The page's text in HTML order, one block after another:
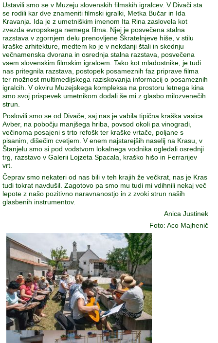
Ustavili smo se v Muzeju slovenskih filmskih igralcev. V Divači sta
se rodili kar dve znameniti filmski igralki, Metka Bučar in Ida
Kravanja. Ida je z umetniškim imenom Ita Rina zaslovela kot
zvezda evropskega nemega filma. Njej je posvečena stalna
razstava v zgornjem delu prenovljene Škratelnjeve hiše, v stilu
kraške arhitekture, medtem ko je v nekdanji štali in skednju
večnamenska dvorana in osrednja stalna razstava, posvečena
vsem slovenskim filmskim igralcem. Tako kot mladostnike, je tudi
nas pritegnila razstava, postopek posameznih faz priprave filma
ter možnost multimedijskega raziskovanja informacij o posameznih
igralcih. V okviru Muzejskega kompleksa na prostoru letnega kina
smo svoj prispevek umetnikom dodali še mi z glasbo milozvenečih
strun.
Poslovili smo se od Divače, saj nas je vabila tipična kraška vasica
Avber, na pobočju manjšega hriba, povsod okoli pa vinogradi,
večinoma posajeni s trto refošk ter kraške vrtače, poljane s
pisanim, dišečim cvetjem. V enem najstarejših naselij na Krasu, v
Štanjelu smo si pod vodstvom lokalnega vodnika ogledali osrednji
trg, razstavo v Galerii Lojzeta Spacala, kraško hišo in Ferrarijev
vrt.
Čeprav smo nekateri od nas bili v teh krajih že večkrat, nas je Kras
tudi tokrat navdušil. Zagotovo pa smo mu tudi mi vdihnili nekaj več
lepote z našo pozitivno naravnanostjo in z zvoki strun naših
glasbenih instrumentov.
Anica Justinek
Foto: Aco Majhenič